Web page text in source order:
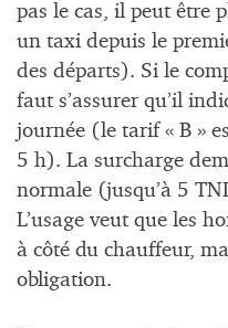
pas le cas, il peut être
un taxi depuis le
des départs). Si le
faut s’assurer qu’il
journée (le tarif « B »
5 h). La surcharge
normale (jusqu’à 5
L’usage veut que les
à côté du chauffeur,
obligation.